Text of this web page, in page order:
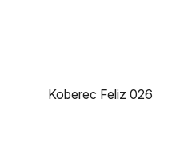
Koberec Feliz 026